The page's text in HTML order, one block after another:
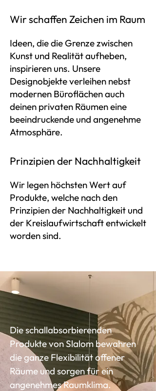
Wir schaffen Zeichen im Raum
Ideen, die die Grenze zwischen
Kunst und Realität aufheben,
inspirieren uns. Unsere
Designobjekte verleihen nebst
modernen Büroflächen auch
deinen privaten Räumen eine
beeindruckende und angenehme
Atmosphäre.
Prinzipien der Nachhaltigkeit
Wir legen höchsten Wert auf
Produkte, welche nach den
Prinzipien der Nachhaltigkeit und
der Kreislaufwirtschaft entwickelt
worden sind.
Die schallabsorbierenden
Produkte von Slalom bewahren
die ganze Flexibilität offener
Räume und sorgen für ein
angenehmes Raumklima.